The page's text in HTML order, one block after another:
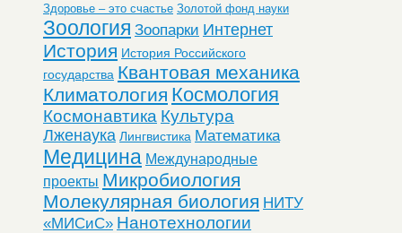
Здоровье – это счастье Золотой фонд науки
Зоология Зоопарки Интернет
История История Российского
государства Квантовая механика
Климатология Космология
Космонавтика Культура
Лженаука Лингвистика Математика
Медицина Международные
проекты Микробиология
Молекулярная биология НИТУ
«МИСиС» Нанотехнологии